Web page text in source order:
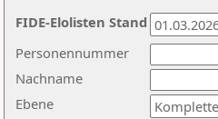
Nachname
Ebene
Personennummer
FIDE-Elolisten Stand